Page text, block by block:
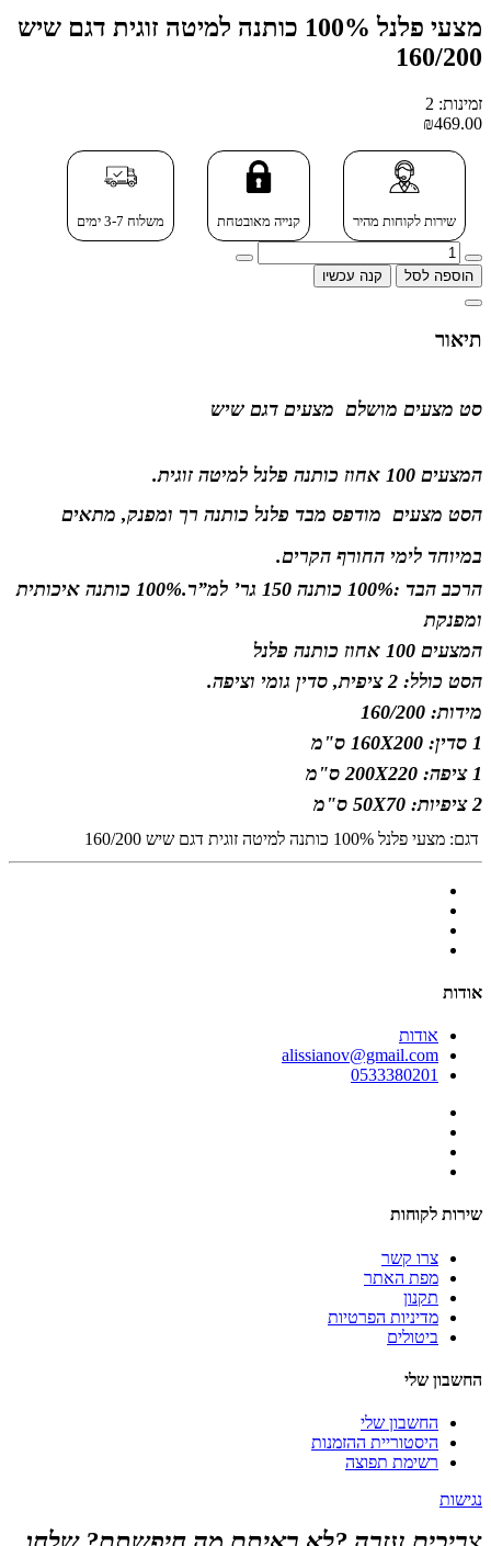
מצעי פלנל 100% כותנה למיטה זוגית דגם שיש
160/200
זמינות: 2
₪469.00
שירות לקוחות מהיר קנייה מאובטחת משלוח 3-7 ימים
הוספה לסל קנה עכשיו
תיאור
סט מצעים מושלם מצעים דגם שיש
המצעים 100 אחוז כותנה פלנל
למיטה זוגית.
הסט מצעים מודפס מבד פלנל כותנה רך ומפנק, מתאים
במיוחד לימי החורף הקרים.
הרכב הבד :100% כותנה 150 גר’ למ”ר.
100% כותנה איכותית
ומפנקת
המצעים 100 אחוז כותנה פלנל
הסט כולל: 2 ציפית, סדין גומי וציפה.
מידות: 160/200
1 סדין: 160X200 ס"מ
1 ציפה: 200X220 ס"מ
2 ציפיות: 50X70 ס"מ
דגם: מצעי פלנל 100% כותנה למיטה זוגית דגם שיש 160/200
אודות
אודות
alissianov@gmail.com
0533380201
שירות לקוחות
צרו קשר
מפת האתר
תקנון
מדיניות הפרטיות
ביטולים
החשבון שלי
החשבון שלי
היסטוריית ההזמנות
רשימת תפוצה
נגישות